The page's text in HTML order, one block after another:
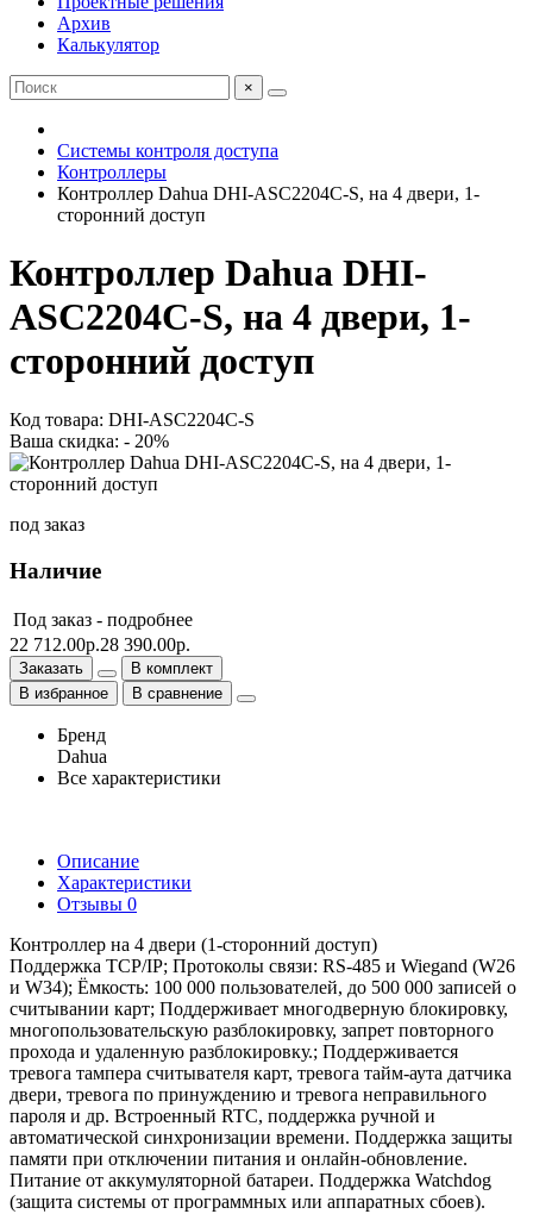
Архив
Калькулятор
×
Системы контроля доступа
Контроллеры
Контроллер Dahua DHI-ASC2204C-S, на 4 двери, 1-
сторонний доступ
Контроллер Dahua DHI-
ASC2204C-S, на 4 двери, 1-
сторонний доступ
Код товара: DHI-ASC2204C-S
Ваша скидка: - 20%
под заказ
Наличие
Под заказ - подробнее
22 712.00р.28 390.00р.
Заказать
В комплект
В избранное
В сравнение
Бренд
Dahua
Все характеристики
Описание
Характеристики
Отзывы 0
Контроллер на 4 двери (1-сторонний доступ)
Поддержка TCP/IP; Протоколы связи: RS-485 и Wiegand (W26
и W34); Ёмкость: 100 000 пользователей, до 500 000 записей о
считывании карт; Поддерживает многодверную блокировку,
многопользовательскую разблокировку, запрет повторного
прохода и удаленную разблокировку.; Поддерживается
тревога тампера считывателя карт, тревога тайм-аута датчика
двери, тревога по принуждению и тревога неправильного
пароля и др. Встроенный RTC, поддержка ручной и
автоматической синхронизации времени. Поддержка защиты
памяти при отключении питания и онлайн-обновление.
Питание от аккумуляторной батареи. Поддержка Watchdog
(защита системы от программных или аппаратных сбоев).